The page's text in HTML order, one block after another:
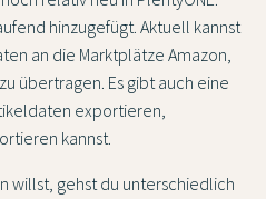
hinzugefügt. Aktuell kannst
an die Marktplätze Amazon,
übertragen. Es gibt auch eine
exportieren,
kannst.
willst, gehst du unterschiedlich